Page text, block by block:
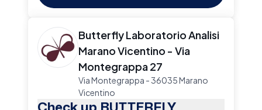
Butterfly Laboratorio Analisi
Marano Vicentino - Via
Montegrappa 27
Via Montegrappa - 36035 Marano
Vicentino